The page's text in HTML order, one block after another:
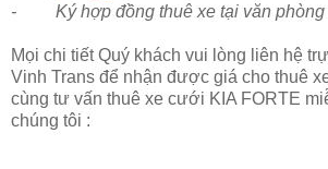
- Ký hợp đồng thuê xe tại văn phòng
Mọi chi tiết Quý khách vui lòng liên hệ
Vinh Trans để nhận được giá cho thuê
cùng tư vấn thuê xe cưới KIA FORTE
chúng tôi :